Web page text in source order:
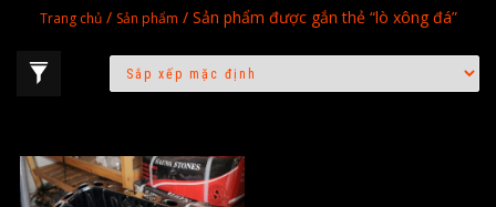
Trang chủ/ Sản phẩm / Sản phẩm được gắn thẻ “lò xông đá”